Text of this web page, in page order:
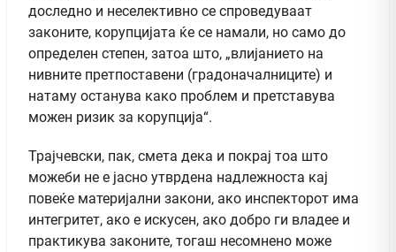
доследно и неселективно се спроведуваат
законите, корупцијата ќе се намали, но само до
определен степен, затоа што, „влијанието на
нивните претпоставени (градоначалниците) и
натаму останува како проблем и претставува
можен ризик за корупција“.
Трајчевски, пак, смета дека и покрај тоа што
можеби не е јасно утврдена надлежноста кај
повеќе материјални закони, ако инспекторот има
интегритет, ако е искусен, ако добро ги владее и
практикува законите, тогаш несомнено може